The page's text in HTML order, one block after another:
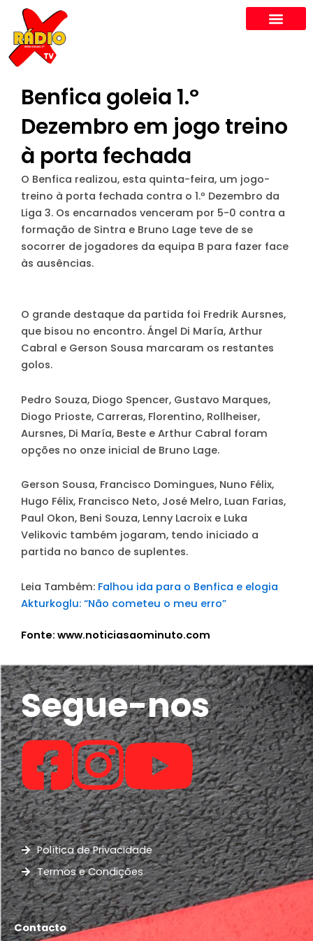
content
Benfica goleia 1.º
Dezembro em jogo treino
à porta fechada
O Benfica realizou, esta quinta-feira, um jogo-
treino à porta fechada contra o 1.º Dezembro da
Liga 3. Os encarnados venceram por 5-0 contra a
formação de Sintra e Bruno Lage teve de se
socorrer de jogadores da equipa B para fazer face
às ausências.
O grande destaque da partida foi Fredrik Aursnes,
que bisou no encontro. Ángel Di María, Arthur
Cabral e Gerson Sousa marcaram os restantes
golos.
Pedro Souza, Diogo Spencer, Gustavo Marques,
Diogo Prioste, Carreras, Florentino, Rollheiser,
Aursnes, Di María, Beste e Arthur Cabral foram
opções no onze inicial de Bruno Lage.
Gerson Sousa, Francisco Domingues, Nuno Félix,
Hugo Félix, Francisco Neto, José Melro, Luan Farias,
Paul Okon, Beni Souza, Lenny Lacroix e Luka
Velikovic também jogaram, tendo iniciado a
partida no banco de suplentes.
Leia Também: Falhou ida para o Benfica e elogia
Akturkoglu: “Não cometeu o meu erro”
Fonte: www.noticiasaominuto.com
Segue-nos
Política de Privacidade
Termos e Condições
Contacto